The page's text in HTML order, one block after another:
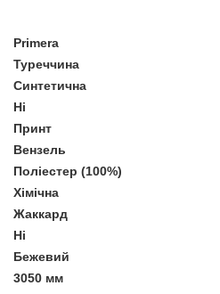
Primera
Туреччина
Синтетична
Ні
Принт
Вензель
Поліестер (100%)
Хімічна
Жаккард
Ні
Бежевий
3050 мм